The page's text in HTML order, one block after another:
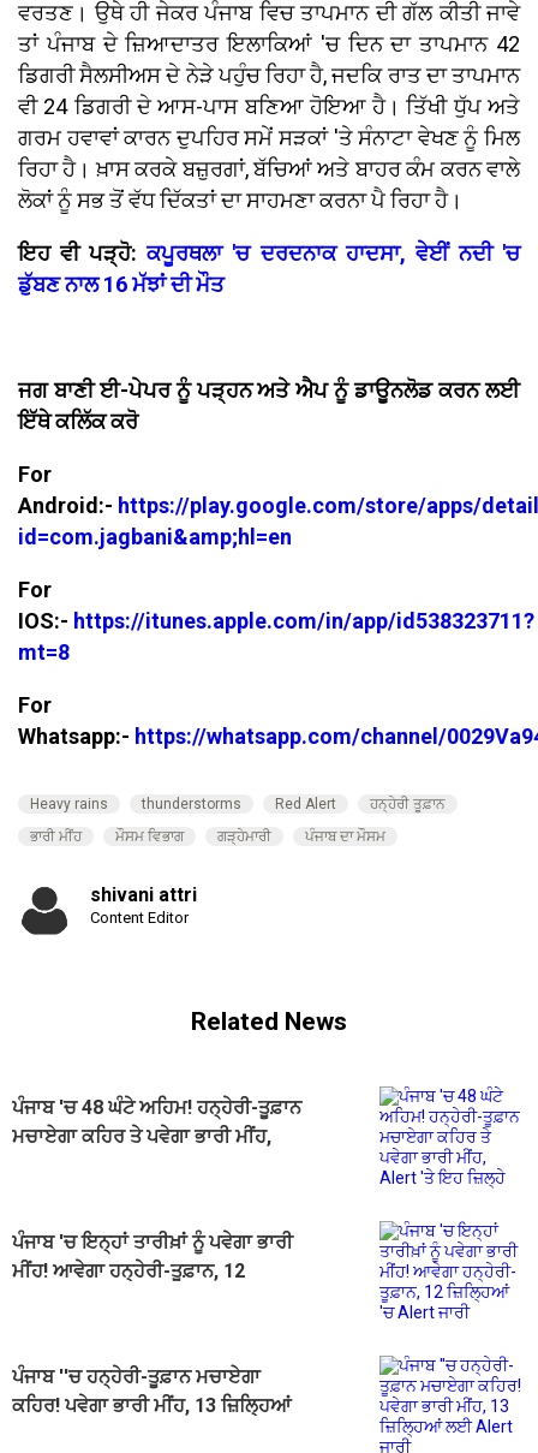
ਵਰਤਣ। ਉਥੇ ਹੀ ਜੇਕਰ ਪੰਜਾਬ ਵਿਚ ਤਾਪਮਾਨ ਦੀ ਗੱਲ ਕੀਤੀ ਜਾਵੇ
ਤਾਂ ਪੰਜਾਬ ਦੇ ਜ਼ਿਆਦਾਤਰ ਇਲਾਕਿਆਂ 'ਚ ਦਿਨ ਦਾ ਤਾਪਮਾਨ 42
ਡਿਗਰੀ ਸੈਲਸੀਅਸ ਦੇ ਨੇੜੇ ਪਹੁੰਚ ਰਿਹਾ ਹੈ, ਜਦਕਿ ਰਾਤ ਦਾ ਤਾਪਮਾਨ
ਵੀ 24 ਡਿਗਰੀ ਦੇ ਆਸ-ਪਾਸ ਬਣਿਆ ਹੋਇਆ ਹੈ। ਤਿੱਖੀ ਧੁੱਪ ਅਤੇ
ਗਰਮ ਹਵਾਵਾਂ ਕਾਰਨ ਦੁਪਹਿਰ ਸਮੇਂ ਸੜਕਾਂ 'ਤੇ ਸੰਨਾਟਾ ਵੇਖਣ ਨੂੰ ਮਿਲ
ਰਿਹਾ ਹੈ। ਖ਼ਾਸ ਕਰਕੇ ਬਜ਼ੁਰਗਾਂ, ਬੱਚਿਆਂ ਅਤੇ ਬਾਹਰ ਕੰਮ ਕਰਨ ਵਾਲੇ
ਲੋਕਾਂ ਨੂੰ ਸਭ ਤੋਂ ਵੱਧ ਦਿੱਕਤਾਂ ਦਾ ਸਾਹਮਣਾ ਕਰਨਾ ਪੈ ਰਿਹਾ ਹੈ।
ਇਹ ਵੀ ਪੜ੍ਹੋ:ਕਪੂਰਥਲਾ 'ਚ ਦਰਦਨਾਕ ਹਾਦਸਾ, ਵੇਈਂ ਨਦੀ 'ਚ
ਡੁੱਬਣ ਨਾਲ 16 ਮੱਝਾਂ ਦੀ ਮੌਤ
ਜਗ ਬਾਣੀ ਈ-ਪੇਪਰ ਨੂੰ ਪੜ੍ਹਨ ਅਤੇ ਐਪ ਨੂੰ ਡਾਊਨਲੋਡ ਕਰਨ ਲਈ
ਇੱਥੇ ਕਲਿੱਕ ਕਰੋ
For
Android:- https://play.google.com/store/apps/
id=com.jagbani&amp;hl=en
For
IOS:- https://itunes.apple.com/in/app/id538323711?
mt=8
For
Whatsapp:- https://whatsapp.com/channel/
Heavy rains thunderstorms Red Alert
ਹਨ੍ਹੇਰੀ ਤੂਫ਼ਾਨ
ਭਾਰੀ ਮੀਂਹ
ਮੌਸਮ ਵਿਭਾਗ ਗੜ੍ਹੇਮਾਰੀ ਪੰਜਾਬ ਦਾ ਮੌਸਮ
shivani attri
Content Editor
Related News
ਪੰਜਾਬ 'ਚ 48 ਘੰਟੇ ਅਹਿਮ! ਹਨ੍ਹੇਰੀ-ਤੂਫ਼ਾਨ
ਮਚਾਏਗਾ ਕਹਿਰ ਤੇ ਪਵੇਗਾ ਭਾਰੀ ਮੀਂਹ,
ਪੰਜਾਬ 'ਚ ਇਨ੍ਹਾਂ ਤਾਰੀਖ਼ਾਂ ਨੂੰ ਪਵੇਗਾ ਭਾਰੀ
ਮੀਂਹ! ਆਵੇਗਾ ਹਨ੍ਹੇਰੀ-ਤੂਫ਼ਾਨ, 12
ਪੰਜਾਬ ''ਚ ਹਨ੍ਹੇਰੀ-ਤੂਫ਼ਾਨ ਮਚਾਏਗਾ
ਕਹਿਰ! ਪਵੇਗਾ ਭਾਰੀ ਮੀਂਹ, 13 ਜ਼ਿਲ੍ਹਿਆਂ